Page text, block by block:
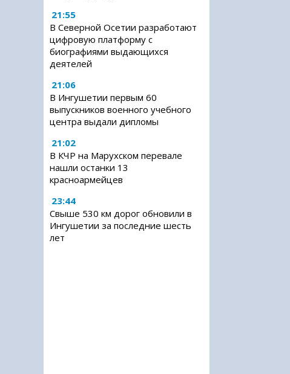
21:55
В Северной Осетии разработают
цифровую платформу с
биографиями выдающихся
деятелей
21:06
В Ингушетии первым 60
выпускников военного учебного
центра выдали дипломы
21:02
В КЧР на Марухском перевале
нашли останки 13
красноармейцев
23:44
Свыше 530 км дорог обновили в
Ингушетии за последние шесть
лет